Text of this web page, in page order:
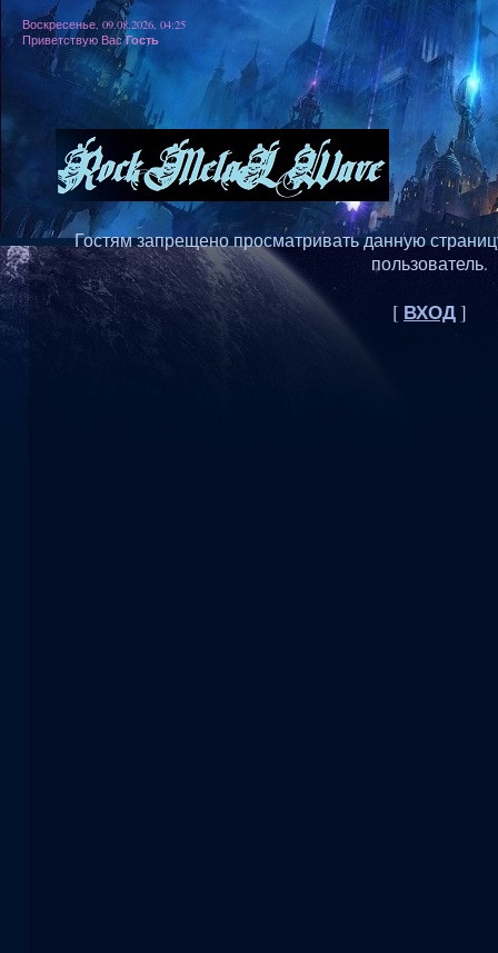
Воскресенье, 09.08.2026, 04:25
Приветствую Вас Гость
Гостям запрещено просматривать данную
пользователь.
[ ВХОД]